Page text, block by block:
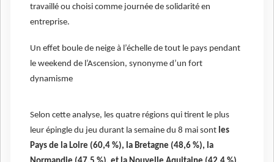
travaillé ou choisi comme journée de solidarité en
entreprise.
Un effet boule de neige à l’échelle de tout le pays pendant
le weekend de l’Ascension, synonyme d’un fort
dynamisme
Selon cette analyse, les quatre régions qui tirent le plus
leur épingle du jeu durant la semaine du 8 mai sont les
Pays de la Loire (60,4 %), la Bretagne (48,6 %), la